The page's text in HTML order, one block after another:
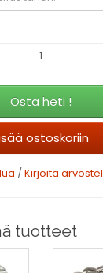
Osta heti !
ostoskoriin
/Kirjoita
tuotteet